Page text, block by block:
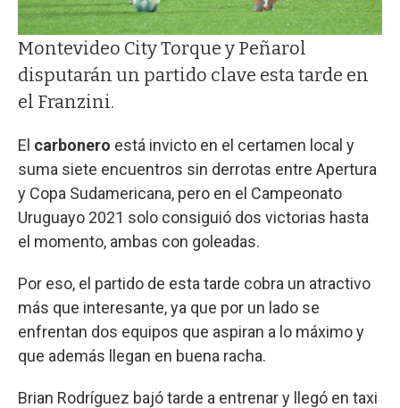
Montevideo City Torque y Peñarol
disputarán un partido clave esta tarde en
el Franzini.
El carbonero está invicto en el certamen local y
suma siete encuentros sin derrotas entre Apertura
y Copa Sudamericana, pero en el Campeonato
Uruguayo 2021 solo consiguió dos victorias hasta
el momento, ambas con goleadas.
Por eso, el partido de esta tarde cobra un atractivo
más que interesante, ya que por un lado se
enfrentan dos equipos que aspiran a lo máximo y
que además llegan en buena racha.
Brian Rodríguez bajó tarde a entrenar y llegó en taxi